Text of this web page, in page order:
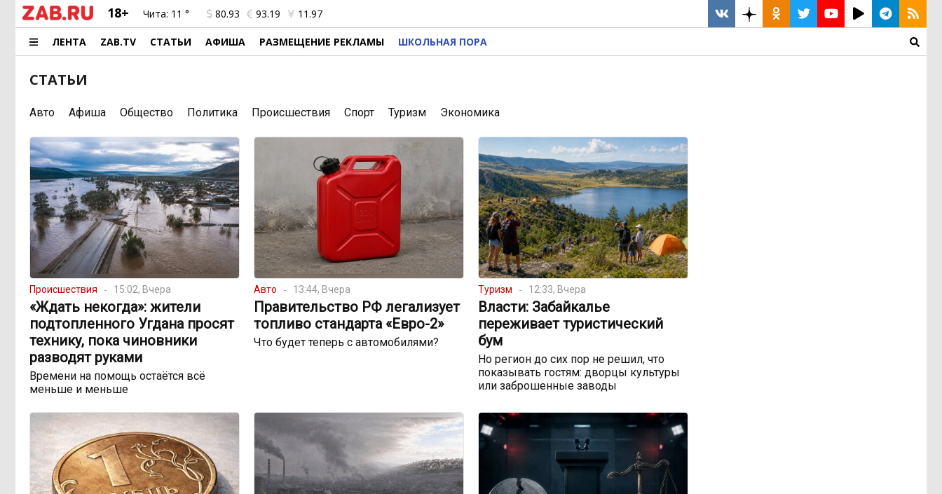
18+ Чита: 11 ° 80.93 93.19 11.97
ЛЕНТА ZAB.TV СТАТЬИ АФИША РАЗМЕЩЕНИЕ РЕКЛАМЫ ШКОЛЬНАЯ ПОРА
СТАТЬИ
Авто Афиша Общество Политика Происшествия Спорт Туризм Экономика
Происшествия 15:02, Вчера
«Ждать некогда»: жители
подтопленного Угдана просят
технику, пока чиновники
разводят руками
Времени на помощь остаётся всё
меньше и меньше
Авто 13:44, Вчера
Правительство РФ легализует
топливо стандарта «Евро-2»
Что будет теперь с автомобилями?
Туризм 12:33, Вчера
Власти: Забайкалье
переживает туристический
бум
Но регион до сих пор не решил, что
показывать гостям: дворцы культуры
или заброшенные заводы